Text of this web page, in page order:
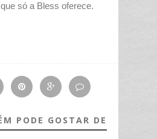
só a Bless oferece.
PODE GOSTAR DE